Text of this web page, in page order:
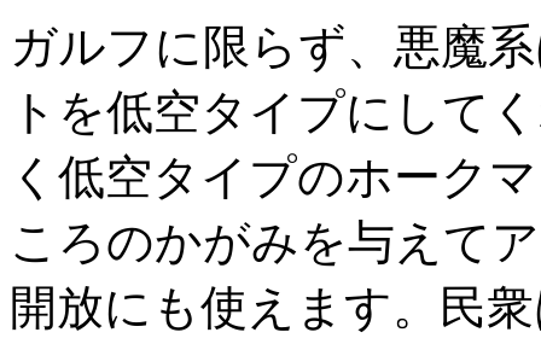
ガルフに限らず、悪魔
トを低空タイプにして
く低空タイプのホーク
ころのかがみを与えて
開放にも使えます。民